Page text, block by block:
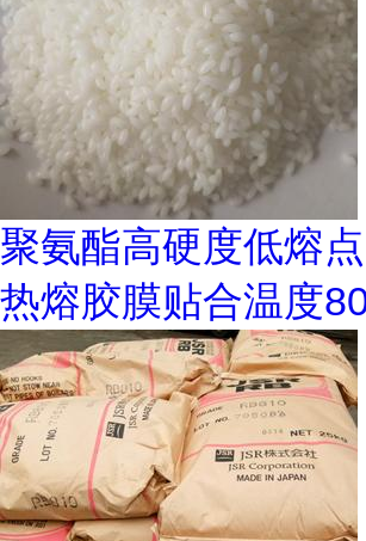
聚氨酯高硬度低熔
热熔胶膜贴合温度